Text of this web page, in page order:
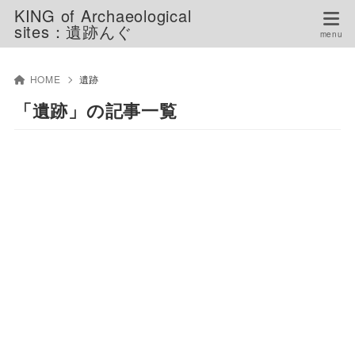
KING of Archaeological
sites：遺跡んぐ
HOME 遺跡
「遺跡」の記事一覧